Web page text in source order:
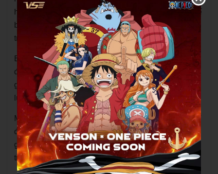
hướng đột ngột. Tấm carbon chống xoắn giúp hạn chế
biến dạng đế giày, từ đó giảm nguy cơ lật cổ chân
trong các tình huống xử lý nhanh trên sân.
Bên cạnh đó, phần đế dày được thiết kế êm ái với độ
đàn hồi cao, hỗ trợ giảm chấn hiệu quả khi tiếp đất,
giúp người chơi hạn chế cảm giác mỏi chân khi tập
luyện hoặc thi đấu trong thời gian dài.
Mặt trên kết hợp giữa PU và lưới thoáng khí không chỉ
đảm bảo độ bền mà còn tăng khả năng thông thoáng,
giữ cho bàn chân khô ráo, thoải mái trong suốt quá
trình sử dụng.